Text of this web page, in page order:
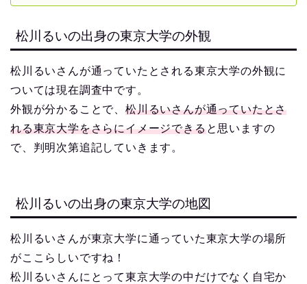
松川るいの出身の東京大学の外観
松川るいさんが通っていたとされる東京大学の外観に
ついては現在調査中です。
外観が分かることで、 松川るいさんが通っていたとさ
れる東京大学をさらにイメージできると思いますの
で、判明次第追記していきます。
松川るいの出身の東京大学の地図
松川るいさんが東京大学に通っていた東京大学の場所
がここらしいですね！
松川るいさんにとって東京大学の中だけでなく自宅か